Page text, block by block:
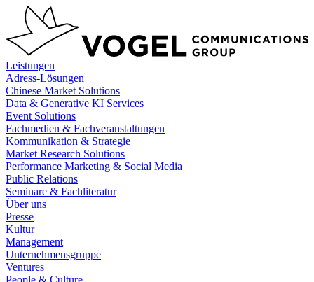
Zum
Inhalt
springen
Leistungen
Adress-Lösungen
Chinese Market Solutions
Data & Generative KI Services
Event Solutions
Fachmedien & Fachveranstaltungen
Kommunikation & Strategie
Market Research Solutions
Performance Marketing & Social Media
Public Relations
Seminare & Fachliteratur
Über uns
Presse
Kultur
Management
Unternehmensgruppe
Ventures
People & Culture